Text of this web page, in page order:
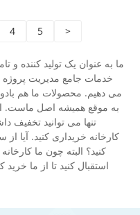
4 5 >
ما به عنوان یک تولید کننده و
خدمات جامع مدیریت
می دهیم. محصولات ما هم
به موقع همیشه اصل ماست.
تنها می توانید تخفیف
کارخانه خریداری کنید. آیا
کنید؟ البته چون ما
استقبال کنید تا از ما